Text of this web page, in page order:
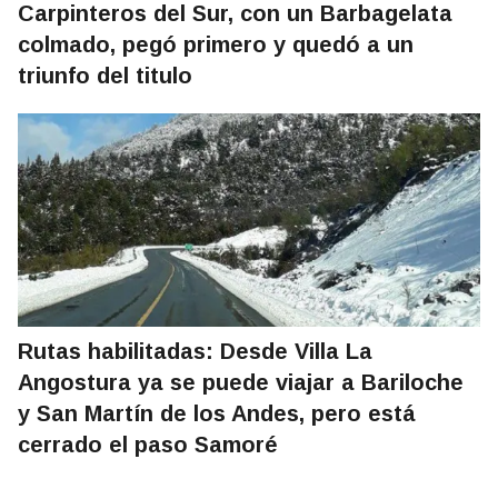
Carpinteros del Sur, con un Barbagelata
colmado, pegó primero y quedó a un
triunfo del titulo
Rutas habilitadas: Desde Villa La
Angostura ya se puede viajar a Bariloche
y San Martín de los Andes, pero está
cerrado el paso Samoré